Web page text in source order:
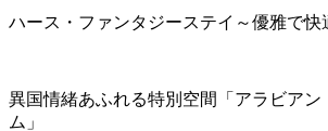
ハース・ファンタジーステイ～優雅で快
異国情緒あふれる特別空間「アラビアン
ム」